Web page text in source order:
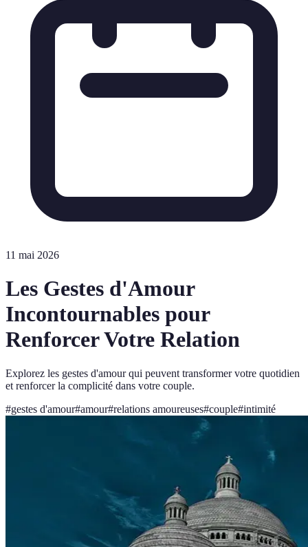
11 mai 2026
Les Gestes d'Amour
Incontournables pour
Renforcer Votre Relation
Explorez les gestes d'amour qui peuvent transformer votre quotidien
et renforcer la complicité dans votre couple.
#gestes d'amour#amour#relations amoureuses#couple#intimité